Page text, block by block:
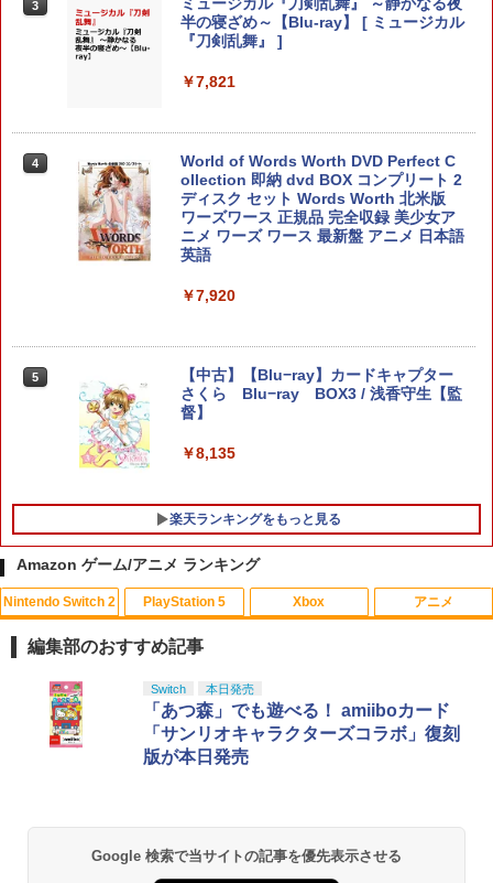
【特典】ほの暮しの庭 switch2版(【初
回外付特典】切り取れるクリアカード)
￥8,118
任天堂 【Switch2】マリオカート ワール
ド [BEE-P-AAAAA NSW2 マリオカ-ト
ワ-ルド]
￥8,970
￥1,580
3 アストロボット
￥4,968
4
【楽天ブックス限定特典】がんばれゴエ
モン大集合！ PS5版(両面アクリルキー
ホルダー)
￥5,478
￥5,780
3
【中古】メタルギア ライジング リベン
ジェンス(通常版)
￥390
4
指サック 6個入り【創業70年の老舗工場
と共同開発】驚きの反応力 日本製 音ゲ
ー 指サック ゲーム用 First Hit スマホゲ
ーム [ 荒野行動 FPS PUBG ]
￥1,080
5
【中古美品】 PlayStation 5 ソフト ドラ
ゴンボール Sparking! ZERO -PS5 [CER
O区分_A / 全年齢対象商品] 026-260803-
ky-03-fuz 万代Net店
3
ミュージカル『刀剣乱舞』 ～静かなる夜
半の寝ざめ～【Blu-ray】 [ ミュージカル
『刀剣乱舞』 ]
￥7,821
4
World of Words Worth DVD Perfect C
ollection 即納 dvd BOX コンプリート 2
ディスク セット Words Worth 北米版
ワーズワース 正規品 完全収録 美少女ア
ニメ ワーズ ワース 最新盤 アニメ 日本語
英語
￥7,920
5
【中古】【Blu−ray】カードキャプター
さくら Blu−ray BOX3 / 浅香守生【監
督】
￥8,135
楽天ランキングをもっと見る
Amazon ゲーム/アニメ ランキング
Nintendo Switch 2
スプラトゥーン レイダース|オンライン
コード版
￥5,832
スプラトゥーン レイダース -Switch2
PlayStation 5
PlayStation 5 デジタル・エディション
日本語専用 Console Language: Japan
ese only (CFI-2200B01)
￥55,000
Beast of Reincarnation -PS5 【特典】
プロダクトコード 封入
Xbox
【純正品】Xbox ワイヤレス コントロー
ラー + USB-C® ケーブル
￥8,300
【純正品】Xbox ワイヤレス コントロー
ラー (ロボット ホワイト)
アニメ
【Amazon.co.jp限定】劇場版モノノ怪
第三章 蛇神 (Amazon.co.jp限定オリジ
ナル三方背収納ケース付きコレクション)
(オリジナル特典:オリジナル巾着＋メー
カー特典:【坤と離】二振りの剣、十翼よ
￥10,780
編集部のおすすめ記事
Switch 本日発売
「あつ森」でも遊べる！ amiiboカード
「サンリオキャラクターズコラボ」復刻
版が本日発売
Google 検索で当サイトの記事を優先表示させる